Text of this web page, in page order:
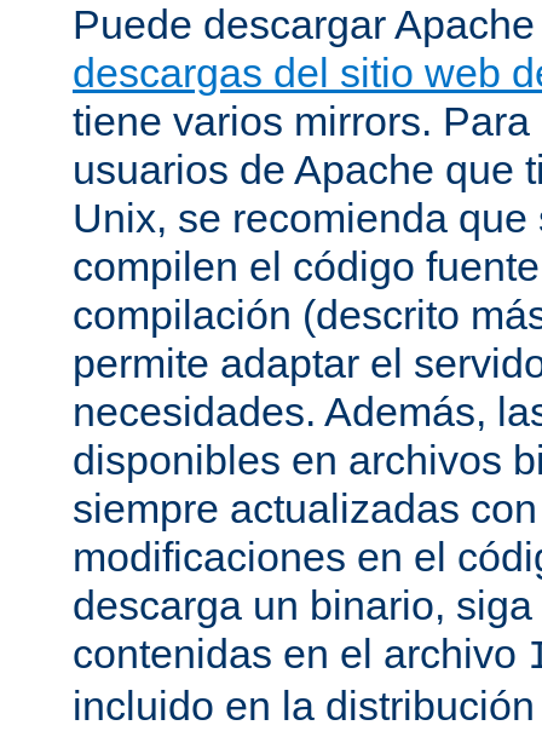
Puede descargar
descargas del sitio web
tiene varios mirrors.
usuarios de Apache que
Unix, se recomienda
compilen el código
compilación (descrito
permite adaptar el
necesidades. Además,
disponibles en archivos
siempre actualizadas
modificaciones en el
descarga un binario,
contenidas en el archivo
incluido en la distribución